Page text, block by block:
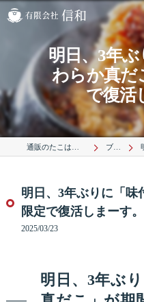
明日、3年
わらか真だ
で復活
ブログ
明日、3年ぶりに「味
限定で復活しまーす。
2025/03/23
明日、3年ぶ